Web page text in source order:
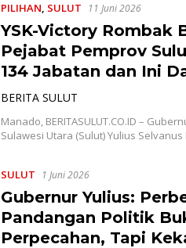
PILIHAN, SULUT 11 Juni 2026
YSK-Victory Rombak
Pejabat Pemprov
134 Jabatan dan Ini
BERITA SULUT
Manado, BERITASULUT.CO.ID –
Sulawesi Utara (Sulut) Yulius
SULUT 1 Juni 2026
Gubernur Yulius:
Pandangan Politik
Perpecahan, Tapi